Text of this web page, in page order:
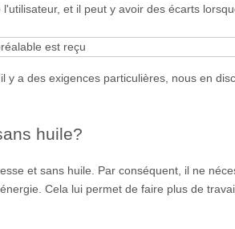
et il peut y avoir des écarts
est reçu
y a des exigences particulières, nous en
huile?
et sans huile. Par conséquent, il ne
Cela lui permet de faire plus de